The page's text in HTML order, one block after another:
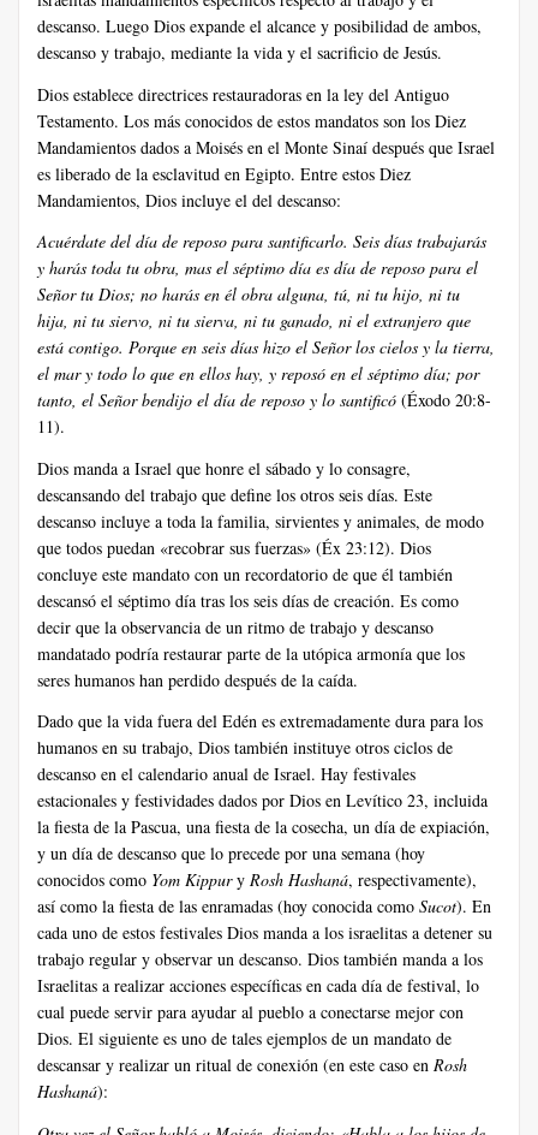
descanso. Luego Dios expande el alcance y posibilidad de ambos,
descanso y trabajo, mediante la vida y el sacrificio de Jesús.
Dios establece directrices restauradoras en la ley del Antiguo
Testamento. Los más conocidos de estos mandatos son los Diez
Mandamientos dados a Moisés en el Monte Sinaí después que Israel
es liberado de la esclavitud en Egipto. Entre estos Diez
Mandamientos, Dios incluye el del descanso:
Acuérdate del día de reposo para santificarlo. Seis días trabajarás
y harás toda tu obra, mas el séptimo día es día de reposo para el
Señor tu Dios; no harás en él obra alguna, tú, ni tu hijo, ni tu
hija, ni tu siervo, ni tu sierva, ni tu ganado, ni el extranjero que
está contigo. Porque en seis días hizo el Señor los cielos y la tierra,
el mar y todo lo que en ellos hay, y reposó en el séptimo día; por
tanto, el Señor bendijo el día de reposo y lo santificó (Éxodo 20:8-
11).
Dios manda a Israel que honre el sábado y lo consagre,
descansando del trabajo que define los otros seis días. Este
descanso incluye a toda la familia, sirvientes y animales, de modo
que todos puedan «recobrar sus fuerzas» (Éx 23:12). Dios
concluye este mandato con un recordatorio de que él también
descansó el séptimo día tras los seis días de creación. Es como
decir que la observancia de un ritmo de trabajo y descanso
mandatado podría restaurar parte de la utópica armonía que los
seres humanos han perdido después de la caída.
Dado que la vida fuera del Edén es extremadamente dura para los
humanos en su trabajo, Dios también instituye otros ciclos de
descanso en el calendario anual de Israel. Hay festivales
estacionales y festividades dados por Dios en Levítico 23, incluida
la fiesta de la Pascua, una fiesta de la cosecha, un día de expiación,
y un día de descanso que lo precede por una semana (hoy
conocidos como Yom Kippury Rosh Hashaná, respectivamente),
así como la fiesta de las enramadas (hoy conocida como Sucot). En
cada uno de estos festivales Dios manda a los israelitas a detener su
trabajo regular y observar un descanso. Dios también manda a los
Israelitas a realizar acciones específicas en cada día de festival, lo
cual puede servir para ayudar al pueblo a conectarse mejor con
Dios. El siguiente es uno de tales ejemplos de un mandato de
descansar y realizar un ritual de conexión (en este caso en Rosh
Hashaná):